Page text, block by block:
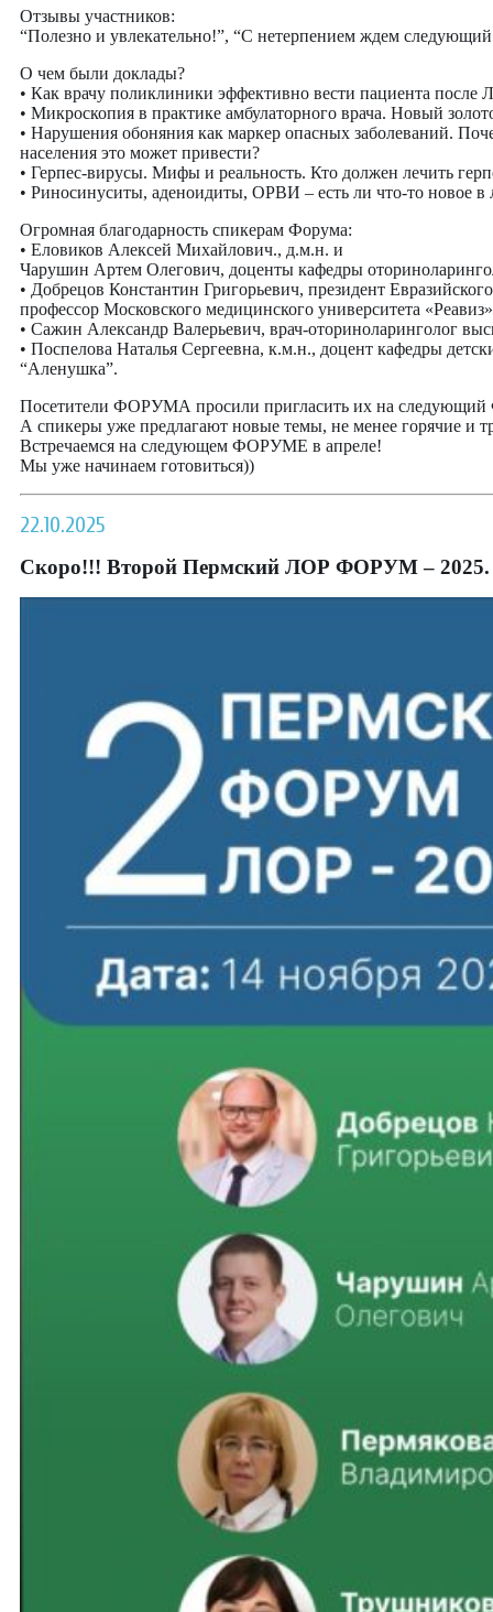
Отзывы участников:
“Полезно и увлекательно!”, “С нетерпением ждем
О чем были доклады?
• Как врачу поликлиники эффективно вести пациента после
• Микроскопия в практике амбулаторного врача. Новый
• Нарушения обоняния как маркер опасных заболеваний.
населения это может привести?
• Герпес-вирусы. Мифы и реальность. Кто должен лечить
• Риносинуситы, аденоидиты, ОРВИ – есть ли что-то новое в
Огромная благодарность спикерам Форума:
• Еловиков Алексей Михайлович., д.м.н. и
Чарушин Артем Олегович, доценты кафедры
• Добрецов Константин Григорьевич, президент
профессор Московского медицинского университета
• Сажин Александр Валерьевич, врач-оториноларинголог
• Поспелова Наталья Сергеевна, к.м.н., доцент кафедры
“Аленушка”.
Посетители ФОРУМА просили пригласить их на
А спикеры уже предлагают новые темы, не менее горячие и
Встречаемся на следующем ФОРУМЕ в апреле!
Мы уже начинаем готовиться))
22.10.2025
Скоро!!! Второй Пермский ЛОР ФОРУМ – 2025.